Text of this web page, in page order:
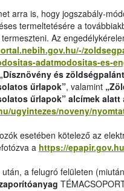
arra is, hogy jogszabály-
termeltetésére a
Az
adatmodositas-es-
és
űrlapok”, valamint
űrlapok” alcímek alatt
ugyintezes/noveny/
esetében kötelező az
a https://
a felugró felületen